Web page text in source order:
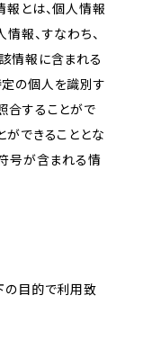
報とは、個人情報
報、すなわち、
情報に含まれる
の個人を識別す
合することがで
ができることとな
号が含まれる情
の目的で利用致